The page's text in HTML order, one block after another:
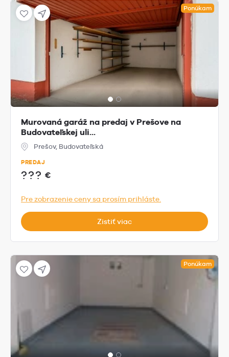
Ponúkam
Murovaná garáž na predaj v Prešove na
Budovateľskej uli...
Prešov, Budovateľská
PREDAJ
??? €
Pre zobrazenie ceny sa prosím prihláste.
Zistiť viac
Ponúkam